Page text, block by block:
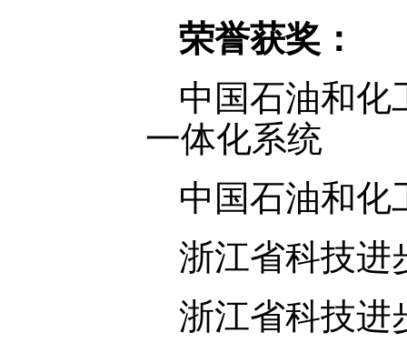
荣誉获奖：
中国石油和化
一体化系统
中国石油和化
浙江省科技进
浙江省科技进